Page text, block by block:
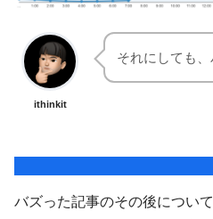
ithinkit
それにしても、
バズった記事のその後につい